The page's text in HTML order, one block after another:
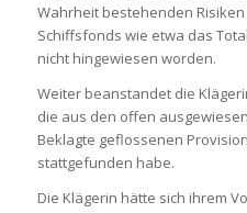
Wahrheit bestehenden
Schiffsfonds wie etwa das
nicht hingewiesen worden.
Weiter beanstandet die
die aus den offen
Beklagte geflossenen
stattgefunden habe.
Die Klägerin hätte sich ihrem